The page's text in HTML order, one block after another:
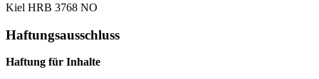
Kiel HRB 3768 NO
Haftungsausschluss
Haftung für Inhalte